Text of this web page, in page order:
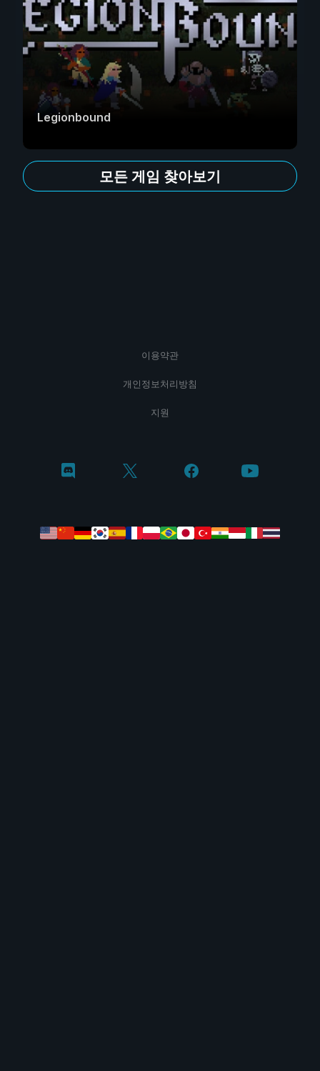
Legionbound
모든 게임 찾아보기
이용약관
개인정보처리방침
지원